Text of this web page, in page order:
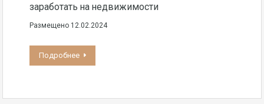
заработать на недвижимости
Размещено 12.02.2024
Подробнее